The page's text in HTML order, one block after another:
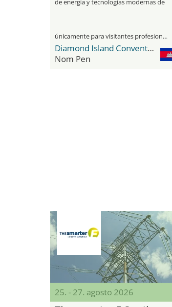
de energía y tecnologías modernas de
iluminación y LED
únicamente para visitantes profesionales
Diamond Island Convention and Exhibition Center
Nom Pen
25. - 27. agosto 2026